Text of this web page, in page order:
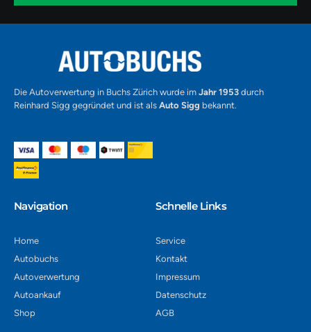
1
Die Autoverwertung in Buchs Zürich wurde im Jahr 1953durch
Reinhard Sigg gegründet und ist als Auto Sigg bekannt.
Navigation​
Home
Autobuchs
Autoverwertung
Autoankauf
Shop
Schnelle Links
Service
Kontakt
Impressum
Datenschutz
AGB